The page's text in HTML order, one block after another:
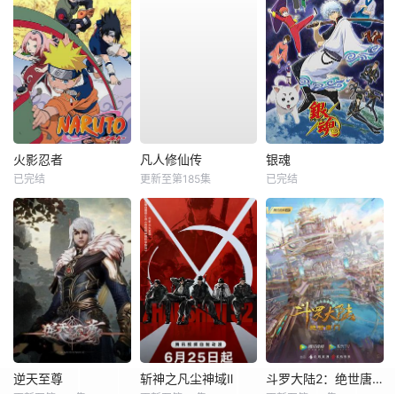
火影忍者
已完结
凡人修仙传
更新至第185集
银魂
已完结
逆天至尊 斩神之凡尘神域Ⅱ 斗罗大陆2：绝世唐门